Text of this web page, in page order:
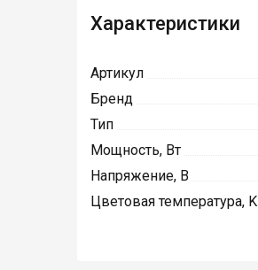
Характеристики
Артикул
Бренд
Тип
Мощность, Вт
Напряжение, В
Цветовая температура, K